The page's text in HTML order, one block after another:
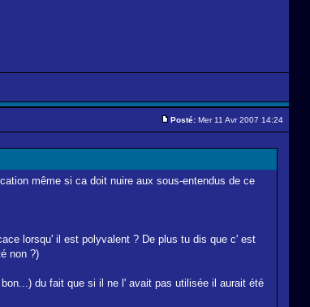
Posté: Mer 11 Avr 2007 14:24
même si ca doit nuire aux sous-entendus de ce
lorsqu' il est polyvalent ? De plus tu dis que c' est
non ?)
du fait que si il ne l' avait pas utilisée il aurait été